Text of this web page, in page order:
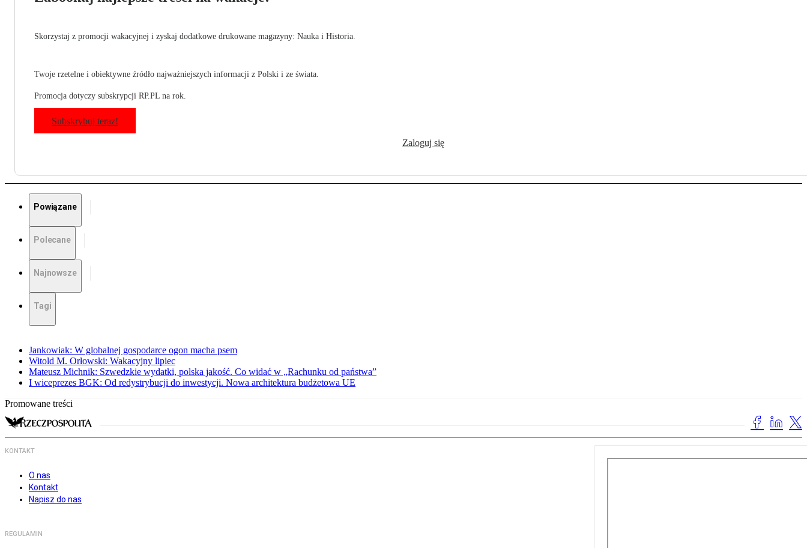
Skorzystaj z promocji wakacyjnej i zyskaj dodatkowe drukowane magazyny: Nauka i Historia.
Twoje rzetelne i obiektywne źródło najważniejszych informacji z Polski i ze świata.
Promocja dotyczy subskrypcji RP.PL na rok.
Subskrybuj teraz!
Zaloguj się
Powiązane
Polecane
Najnowsze
Tagi
Jankowiak: W globalnej gospodarce ogon macha psem
Witold M. Orłowski: Wakacyjny lipiec
Mateusz Michnik: Szwedzkie wydatki, polska jakość. Co widać w „Rachunku od państwa”
I wiceprezes BGK: Od redystrybucji do inwestycji. Nowa architektura budżetowa UE
Promowane treści
KONTAKT
O nas
Kontakt
Napisz do nas
REGULAMIN